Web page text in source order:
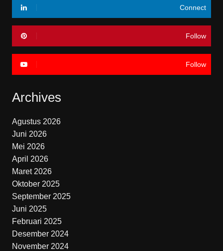
Connect
Follow
Follow
Archives
Agustus 2026
Juni 2026
Mei 2026
April 2026
Maret 2026
Oktober 2025
September 2025
Juni 2025
Februari 2025
Desember 2024
November 2024